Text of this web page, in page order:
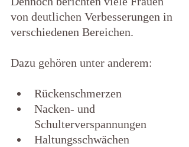
von deutlichen Verbesserungen in
verschiedenen Bereichen.
Dazu gehören unter anderem:
Rückenschmerzen
Nacken- und
Schulterverspannungen
Haltungsschwächen